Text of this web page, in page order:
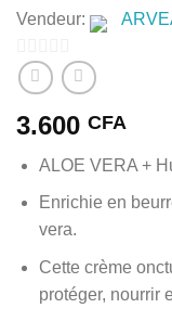
Vendeur:
0
sur
5
3.600 CFA
ALOE VERA +
Enrichie en
vera.
Cette crème
protéger, nourrir